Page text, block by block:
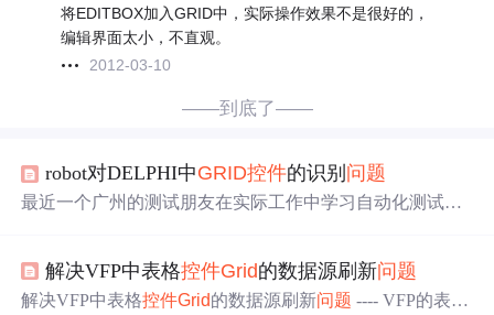
将EDITBOX加入GRID中，实际操作效果不是很好的，
编辑界面太小，不直观。
2012-03-10
——到底了——
robot对DELPHI中GRID控件的识别 问题
最近一个广州的测试朋友在实际工作中学习自动化测试的
图：当时看到这个问题，想到两个的解决方法一个是利用
对象的方法，赋值，编成函数，输入列和行，然后由这个
解决VFP中表格控件Grid的数据源刷新问题
解决VFP中表格控件Grid的数据源刷新问题 ---- VFP的表格